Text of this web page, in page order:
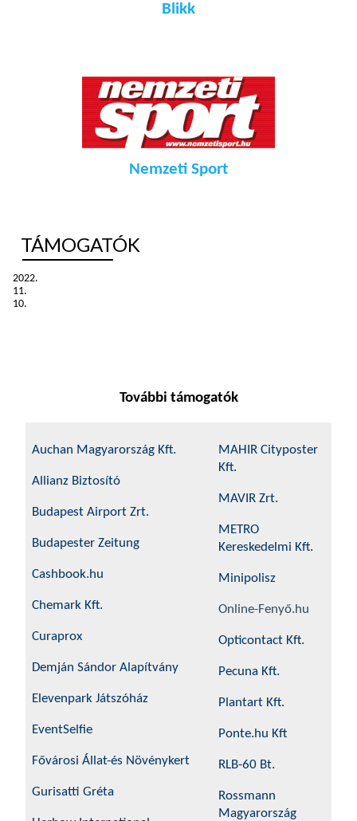
Blikk
Nemzeti Sport
TÁMOGATÓK
2022.
11.
10.
További támogatók
Auchan Magyarország Kft.
Allianz Biztosító
Budapest Airport Zrt.
Budapester Zeitung
Cashbook.hu
Chemark Kft.
Curaprox
Demján Sándor Alapítvány
Elevenpark Játszóház
EventSelfie
Fővárosi Állat-és Növénykert
Gurisatti Gréta
MAHIR Cityposter
Kft.
MAVIR Zrt.
METRO
Kereskedelmi Kft.
Minipolisz
Online-Fenyő.hu
Opticontact Kft.
Pecuna Kft.
Plantart Kft.
Ponte.hu Kft
RLB-60 Bt.
Rossmann
Magyarország